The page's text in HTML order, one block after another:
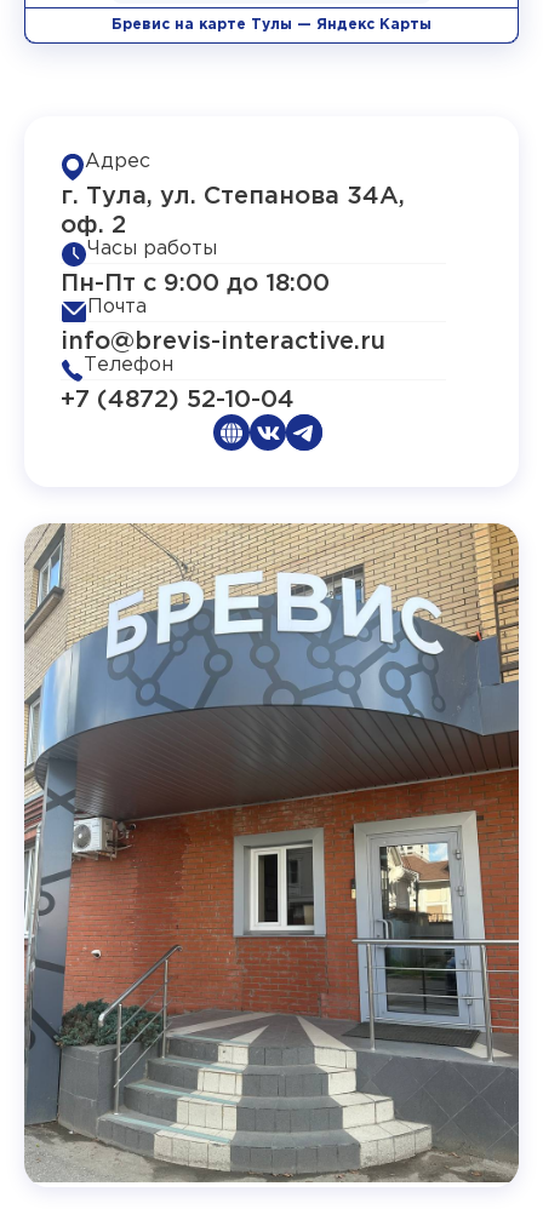
Бревис на карте Тулы — Яндекс Карты
Адрес
г. Тула, ул. Степанова 34А,
оф. 2
Часы работы
Пн-Пт с 9:00 до 18:00
Почта
info@brevis-interactive.ru
Телефон
+7 (4872) 52-10-04